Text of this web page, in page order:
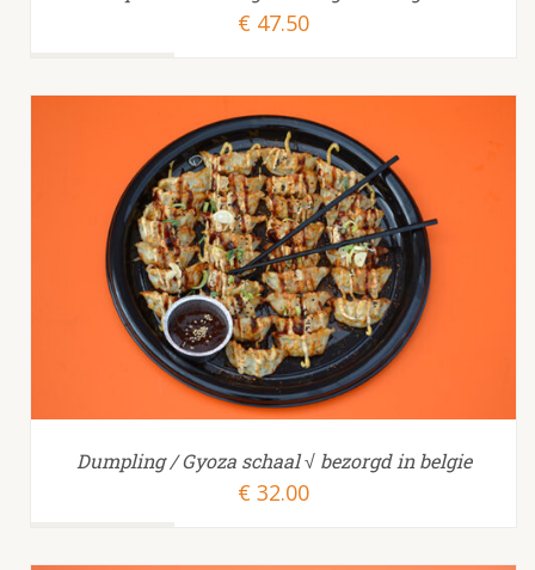
€ 47.50
TOEVOEGEN AAN WINKELWAGEN /
Dumpling / Gyoza schaal √ bezorgd in belgie
€ 32.00